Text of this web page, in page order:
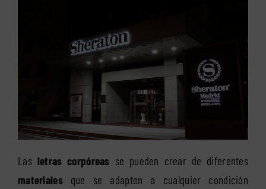
Las letras corpóreas se pueden crear de diferentes
materialesque se adapten a cualquier condición